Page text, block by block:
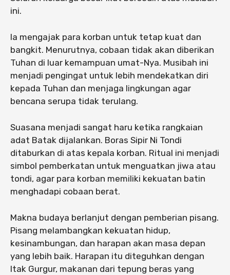
ini.
Ia mengajak para korban untuk tetap kuat dan
bangkit. Menurutnya, cobaan tidak akan diberikan
Tuhan di luar kemampuan umat-Nya. Musibah ini
menjadi pengingat untuk lebih mendekatkan diri
kepada Tuhan dan menjaga lingkungan agar
bencana serupa tidak terulang.
Suasana menjadi sangat haru ketika rangkaian
adat Batak dijalankan. Boras Sipir Ni Tondi
ditaburkan di atas kepala korban. Ritual ini menjadi
simbol pemberkatan untuk menguatkan jiwa atau
tondi, agar para korban memiliki kekuatan batin
menghadapi cobaan berat.
Makna budaya berlanjut dengan pemberian pisang.
Pisang melambangkan kekuatan hidup,
kesinambungan, dan harapan akan masa depan
yang lebih baik. Harapan itu diteguhkan dengan
Itak Gurgur, makanan dari tepung beras yang